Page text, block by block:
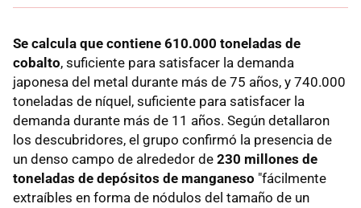
Se calcula que contiene 610.000 toneladas de
cobalto, suficiente para satisfacer la demanda
japonesa del metal durante más de 75 años, y 740.000
toneladas de níquel, suficiente para satisfacer la
demanda durante más de 11 años. Según detallaron
los descubridores, el grupo confirmó la presencia de
un denso campo de alrededor de 230 millones de
toneladas de depósitos de manganeso "fácilmente
extraíbles en forma de nódulos del tamaño de un